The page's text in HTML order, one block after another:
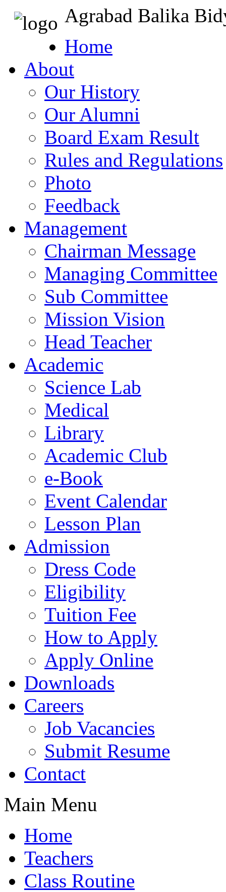
Agrabad Balika
Home
About
Our History
Our Alumni
Board Exam Result
Rules and Regulations
Photo
Feedback
Management
Chairman Message
Managing Committee
Sub Committee
Mission Vision
Head Teacher
Academic
Science Lab
Medical
Library
Academic Club
e-Book
Event Calendar
Lesson Plan
Admission
Dress Code
Eligibility
Tuition Fee
How to Apply
Apply Online
Downloads
Careers
Job Vacancies
Submit Resume
Contact
Main Menu
Home
Teachers
Class Routine